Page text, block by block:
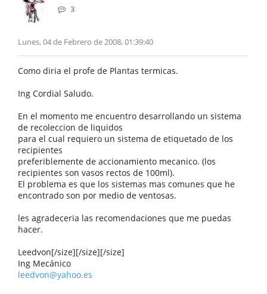
3
Lunes, 04 de Febrero de 2008, 01:39:40
Como diria el profe de Plantas termicas.
Ing Cordial Saludo.
En el momento me encuentro desarrollando un sistema
de recoleccion de liquidos
para el cual requiero un sistema de etiquetado de los
recipientes
preferiblemente de accionamiento mecanico. (los
recipientes son vasos rectos de 100ml).
El problema es que los sistemas mas comunes que he
encontrado son por medio de ventosas.
les agradeceria las recomendaciones que me puedas
hacer.
Leedvon[/size][/size][/size]
Ing Mecánico
leedvon@yahoo.es